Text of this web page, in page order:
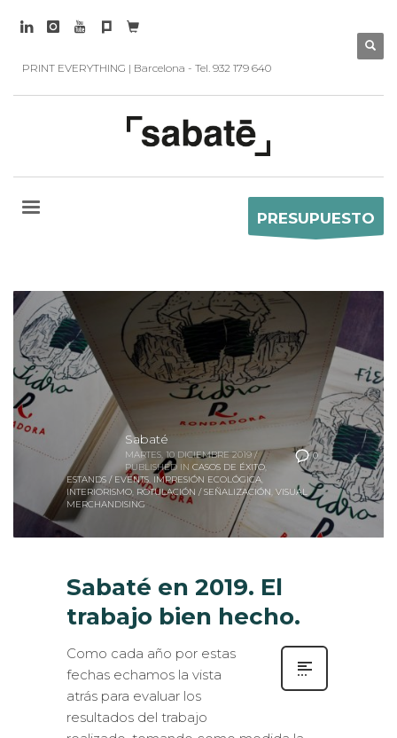
PRINT EVERYTHING | Barcelona - Tel. 932 179 640
0
Sabaté
MARTES, 10 DICIEMBRE 2019
PUBLISHED IN CASOS DE ÉXITO,
ESTANDS / EVENTS,IMPRESIÓN ECOLÓGICA,
INTERIORISMO,ROTULACIÓN / SEÑALIZACIÓN
MERCHANDISING
Sabaté en 2019. El
trabajo bien hecho.
fechas echamos la vista
atrás para evaluar los
resultados del trabajo
realizado, tomando como medida la